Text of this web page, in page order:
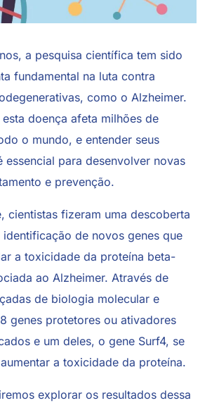
a pesquisa científica tem sido
fundamental na luta contra
como o Alzheimer.
esta doença afeta milhões de
o mundo, e entender seus
essencial para desenvolver novas
e prevenção.
cientistas fizeram uma descoberta
identificação de novos genes que
a toxicidade da proteína beta-
ao Alzheimer. Através de
de biologia molecular e
genes protetores ou ativadores
e um deles, o gene Surf4, se
a toxicidade da proteína.
explorar os resultados dessa